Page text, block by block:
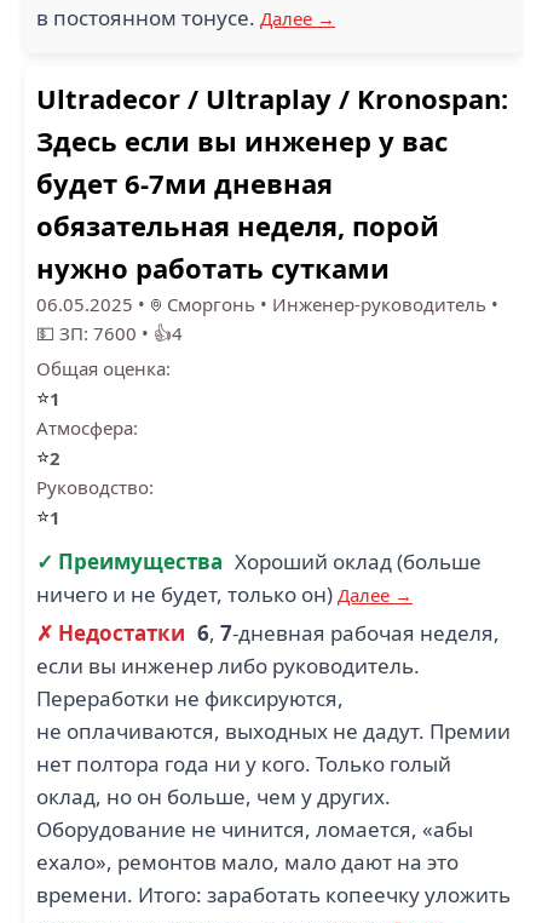
в постоянном тонусе. Далее →
Ultradecor / Ultraplay / Kronospan:
Здесь если вы инженер у вас
будет 6-7ми дневная
обязательная неделя, порой
нужно работать сутками
06.05.2025 • Сморгонь • Инженер-руководитель •
💵 ЗП: 7600 • 👍4
Общая оценка:
⭐1
Атмосфера:
⭐2
Руководство:
⭐1
✓ Преимущества Хороший оклад (больше
ничего и не будет, только он) Далее →
✗ Недостатки 6, 7-дневная рабочая неделя,
если вы инженер либо руководитель.
Переработки не фиксируются,
не оплачиваются, выходных не дадут. Премии
нет полтора года ни у кого. Только голый
оклад, но он больше, чем у других.
Оборудование не чинится, ломается, «абы
ехало», ремонтов мало, мало дают на это
времени. Итого: заработать копеечку уложить